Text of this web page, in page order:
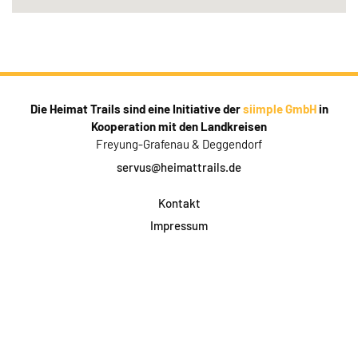
Die Heimat Trails sind eine Initiative dersiimple GmbHin
Kooperation mit den Landkreisen
Freyung-Grafenau & Deggendorf
servus@heimattrails.de
Kontakt
Impressum